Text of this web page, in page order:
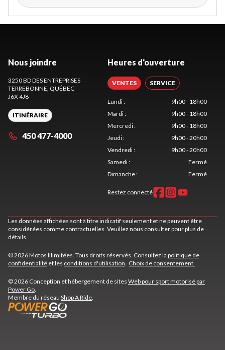
Nous joindre
3250 BD DES ENTREPRISES
TERREBONNE, QUÉBEC
J6X 4J8
ITINÉRAIRE
450 477-4000
Heures d'ouverture
VENTES SERVICE
Lundi:
9h00 - 18h00
Mardi:
9h00 - 18h00
Mercredi:
9h00 - 18h00
Jeudi:
9h00 - 20h00
Vendredi:
9h00 - 20h00
Samedi:
Fermé
Dimanche: Fermé
Restez connecté
Les données affichées sont à titre indicatif seulement et ne peuvent être
considérées comme contractuelles. Veuillez nous consulter pour plus de
détails.
© 2026 Motos Illimitées. Tous droits réservés. Consultez la politique de
confidentialité et les conditions d'utilisation. Choix de consentement.
© 2026 Conception et hébergement de sites Web pour sport motorisé par
Power Go.
Membre du réseau Shop A Ride.